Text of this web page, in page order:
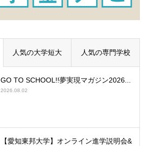
人気の大学短大 人気の専門学校
GO TO SCHOOL!!夢実現マガジン2026...
2026.08.02
【愛知東邦大学】オンライン進学説明会&